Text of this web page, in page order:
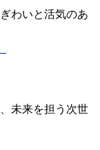
わいと活気のあ
未来を担う次世